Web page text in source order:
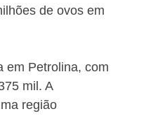
de ovos em
em Petrolina, com
mil. A
região